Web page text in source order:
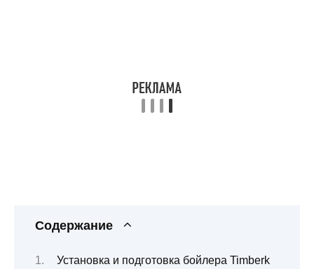
Содержание
Установка и подготовка бойлера Timberk